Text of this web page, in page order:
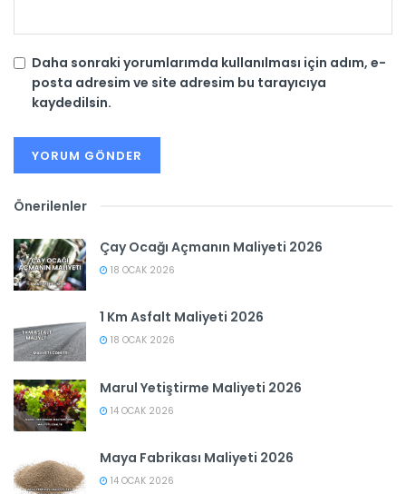
Daha sonraki yorumlarımda kullanılması için adım, e-
posta adresim ve site adresim bu tarayıcıya
kaydedilsin.
Önerilenler
Çay Ocağı Açmanın Maliyeti 2026
18 OCAK 2026
1 Km Asfalt Maliyeti 2026
18 OCAK 2026
Marul Yetiştirme Maliyeti 2026
14 OCAK 2026
Maya Fabrikası Maliyeti 2026
14 OCAK 2026